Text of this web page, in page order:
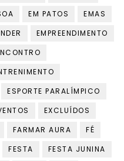
EM PATOS
EMAS
EMPREENDIMENTO
ESPORTE PARALÍMPICO
EXCLUÍDOS
FARMAR AURA
FÉ
FESTA
FESTA JUNINA